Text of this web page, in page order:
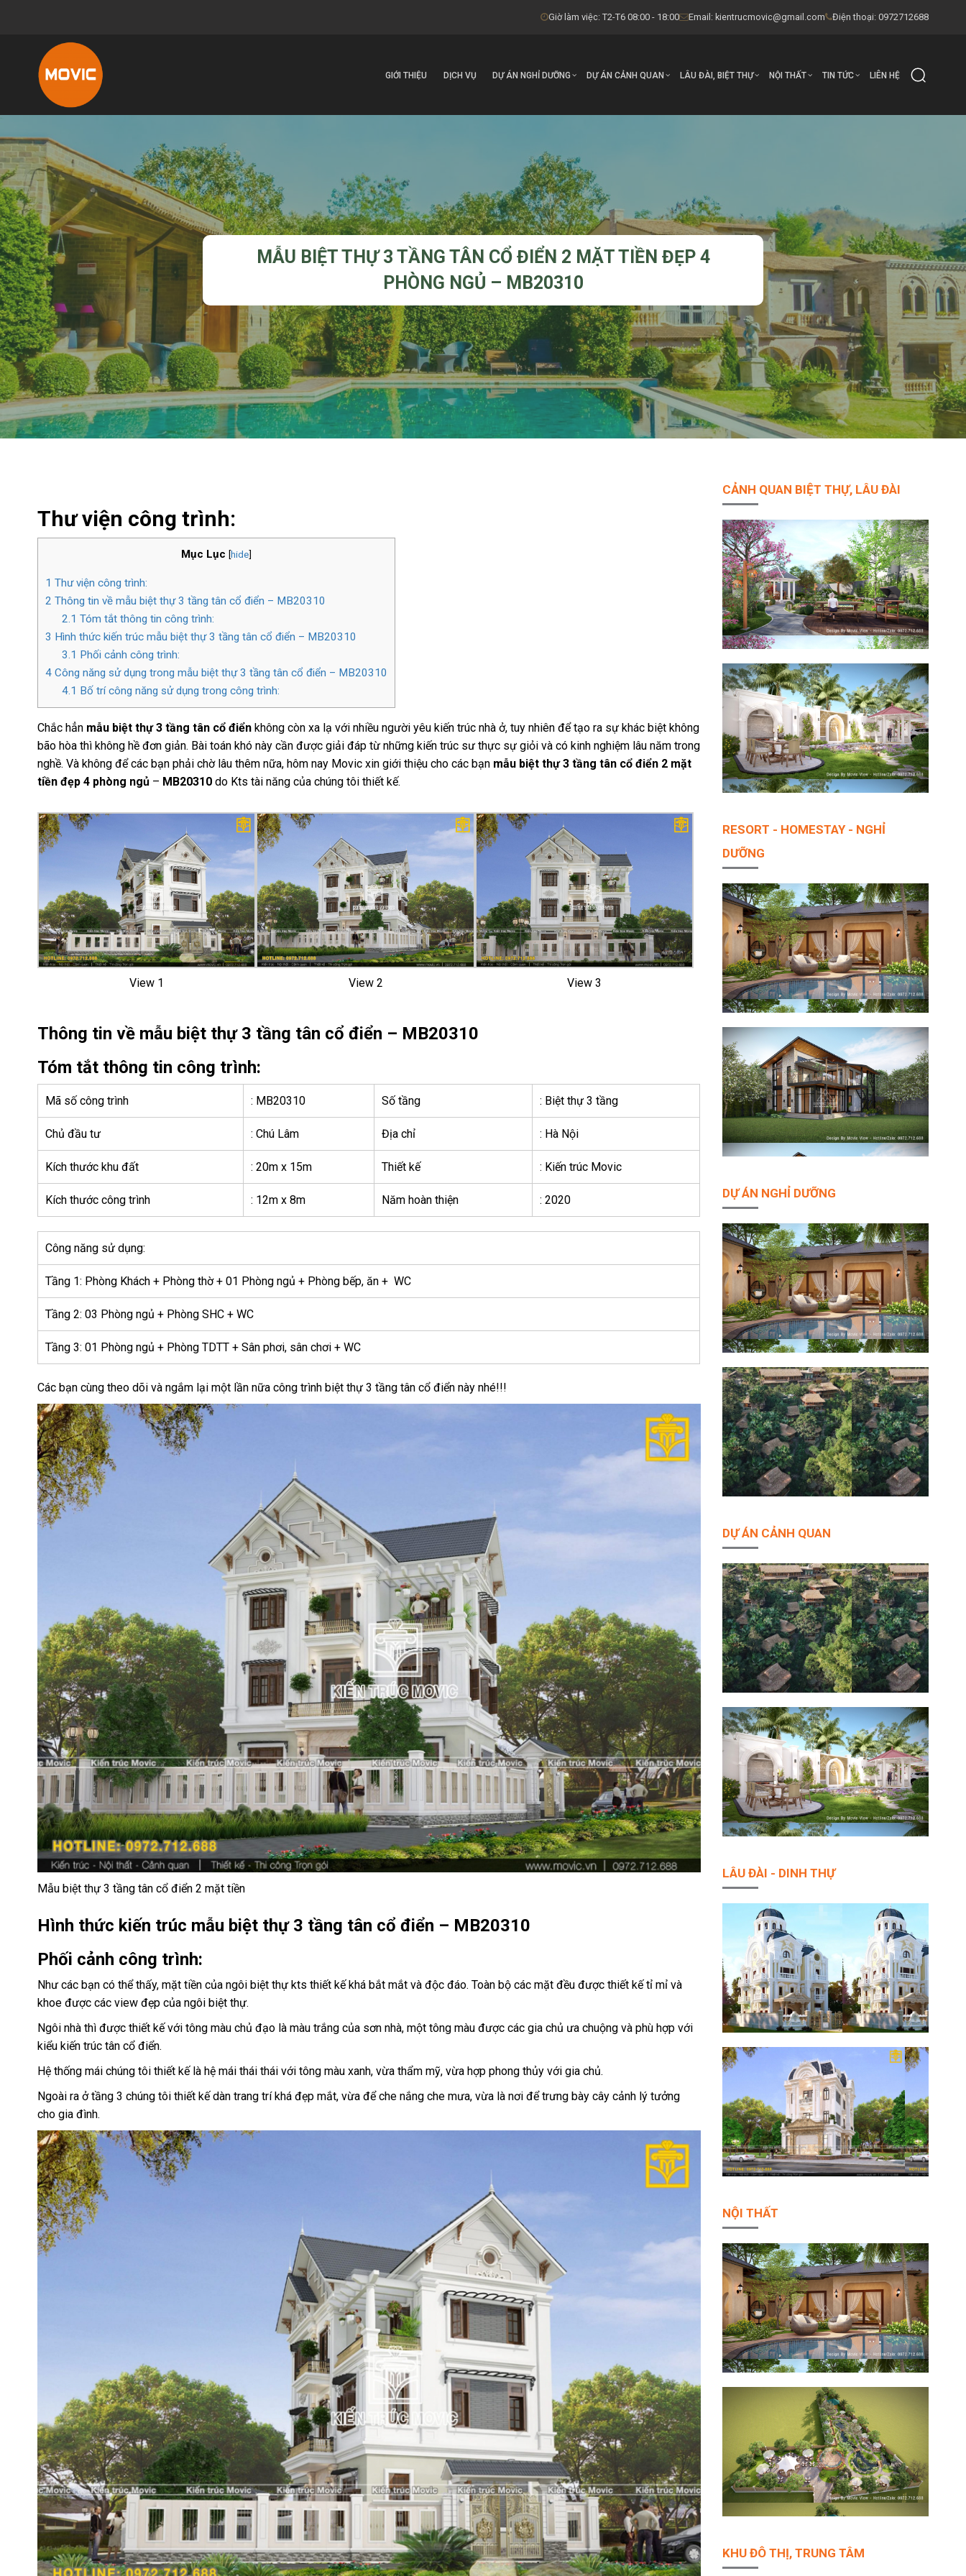
Giờ làm việc: T2-T6 08:00 - 18:00 Email: kientrucmovic@gmail.com Điện thoại: 0972712688
GIỚI THIỆU DỊCH VỤ DỰ ÁN NGHỈ DƯỠNG DỰ ÁN CẢNH QUAN LÂU ĐÀI, BIỆT THỰ NỘI THẤT TIN TỨC LIÊN HỆ
MẪU BIỆT THỰ 3 TẦNG TÂN CỔ ĐIỂN 2 MẶT TIỀN ĐẸP 4
PHÒNG NGỦ – MB20310
Thư viện công trình:
Mục Lục [hide]
1 Thư viện công trình:
2 Thông tin về mẫu biệt thự 3 tầng tân cổ điển – MB20310
2.1 Tóm tắt thông tin công trình:
3 Hình thức kiến trúc mẫu biệt thự 3 tầng tân cổ điển – MB20310
3.1 Phối cảnh công trình:
4 Công năng sử dụng trong mẫu biệt thự 3 tầng tân cổ điển – MB20310
4.1 Bố trí công năng sử dụng trong công trình:
Chắc hẳn mẫu biệt thự 3 tầng tân cổ điển không còn xa lạ với nhiều người yêu kiến trúc nhà ở, tuy nhiên để tạo ra sự khác biệt không
bão hòa thì không hề đơn giản. Bài toán khó này cần được giải đáp từ những kiến trúc sư thực sự giỏi và có kinh nghiệm lâu năm trong
nghề. Và không để các bạn phải chờ lâu thêm nữa, hôm nay Movic xin giới thiệu cho các bạn mẫu biệt thự 3 tầng tân cổ điển 2 mặt
tiền đẹp 4 phòng ngủ – MB20310 do Kts tài năng của chúng tôi thiết kế.
View 1 View 2 View 3
Thông tin về mẫu biệt thự 3 tầng tân cổ điển – MB20310
Tóm tắt thông tin công trình:
Mã số công trình : MB20310 Số tầng : Biệt thự 3 tầng
Chủ đầu tư : Chú Lâm Địa chỉ : Hà Nội
Kích thước khu đất : 20m x 15m Thiết kế : Kiến trúc Movic
Kích thước công trình : 12m x 8m Năm hoàn thiện : 2020
Công năng sử dụng:
Tầng 1: Phòng Khách + Phòng thờ + 01 Phòng ngủ + Phòng bếp, ăn + WC
Tầng 2: 03 Phòng ngủ + Phòng SHC + WC
Tầng 3: 01 Phòng ngủ + Phòng TDTT + Sân phơi, sân chơi + WC
Các bạn cùng theo dõi và ngắm lại một lần nữa công trình biệt thự 3 tầng tân cổ điển này nhé!!!
Mẫu biệt thự 3 tầng tân cổ điển 2 mặt tiền
Hình thức kiến trúc mẫu biệt thự 3 tầng tân cổ điển – MB20310
Phối cảnh công trình:
Như các bạn có thể thấy, mặt tiền của ngôi biệt thự kts thiết kế khá bắt mắt và độc đáo. Toàn bộ các mặt đều được thiết kế tỉ mỉ và
khoe được các view đẹp của ngôi biệt thự.
Ngôi nhà thì được thiết kế với tông màu chủ đạo là màu trắng của sơn nhà, một tông màu được các gia chủ ưa chuộng và phù hợp với
kiểu kiến trúc tân cổ điển.
Hệ thống mái chúng tôi thiết kế là hệ mái thái thái với tông màu xanh, vừa thẩm mỹ, vừa hợp phong thủy với gia chủ.
Ngoài ra ở tầng 3 chúng tôi thiết kế dàn trang trí khá đẹp mắt, vừa để che nắng che mưa, vừa là nơi để trưng bày cây cảnh lý tưởng
cho gia đình.
CẢNH QUAN BIỆT THỰ, LÂU ĐÀI
RESORT - HOMESTAY - NGHỈ
DƯỠNG
DỰ ÁN NGHỈ DƯỠNG
DỰ ÁN CẢNH QUAN
LÂU ĐÀI - DINH THỰ
NỘI THẤT
KHU ĐÔ THỊ, TRUNG TÂM